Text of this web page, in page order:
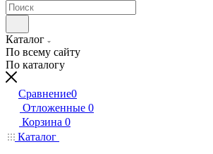
Каталог
По всему сайту
По каталогу
Сравнение0
Отложенные 0
Корзина 0
Каталог